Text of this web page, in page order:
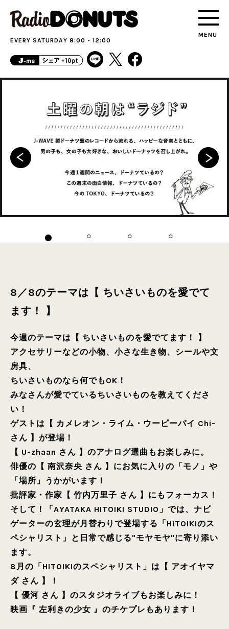
MENU
EVERY SATURDAY 8:00 - 12:00
8／8のテーマは【 ちいさいものを愛でて
ます！ 】
今週のテーマは【 ちいさいものを愛でてます！ 】
アクセサリーなどの小物、小さな生き物、シールや文
房具、
ちいさいものなら何でもOK！
みなさんが愛でているちいさいものを教えてくださ
い！
ゲストは【 カメレオン・ライム・ウーピーパイ Chi-
さん 】が登場！
【 U-zhaan さん 】のアナログ選曲もお楽しみに。
俳優の【 南沢奈央 さん 】にお気に入りの「モノ」や
「場所」うかがいます！
批評家・作家【 竹内万里子 さん 】にもフォーカス！
そして！「AYATAKA HITOIKI STUDIO」では、ナビ
ゲーターの玄理が月替わりで登場する「HITOIKIのス
ペシャリスト」と日常で感じる"モヤモヤ"に寄り添い
ます。
8月の「HITOIKIのスペシャリスト」は【 アオイヤマ
ダ さん 】！
【 優河 さん 】のスタジオライブもお楽しみに！
映画『 左利きの少女 』のチケプレもあります！